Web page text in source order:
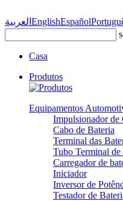
العربية EnglishEspañol
Casa
Produtos
Equipamentos
Impulsionador de
Cabo de Bateria
Terminal das
Tubo Terminal de
Carregador de
Iniciador
Inversor de
Testador de